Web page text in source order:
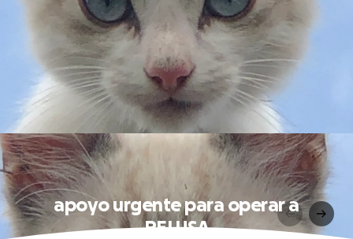
apoyo urgente para operar a
PELUSA